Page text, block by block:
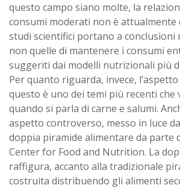
questo campo siano molte, la
consumi moderati non è attualmente
studi scientifici portano a conclusioni
non quelle di mantenere i consumi
suggeriti dai modelli nutrizionali più
Per quanto riguarda, invece,
questo è uno dei temi più recenti
quando si parla di carne e salumi.
aspetto controverso, messo in luce
doppia piramide alimentare da parte
Center for Food and Nutrition. La
raffigura, accanto alla tradizionale
costruita distribuendo gli alimenti